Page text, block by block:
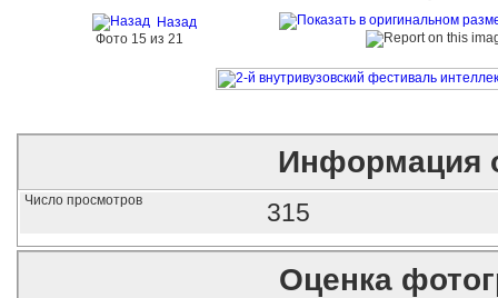
Назад
Фото 15 из 21
Информация
Число просмотров 315
Оценка